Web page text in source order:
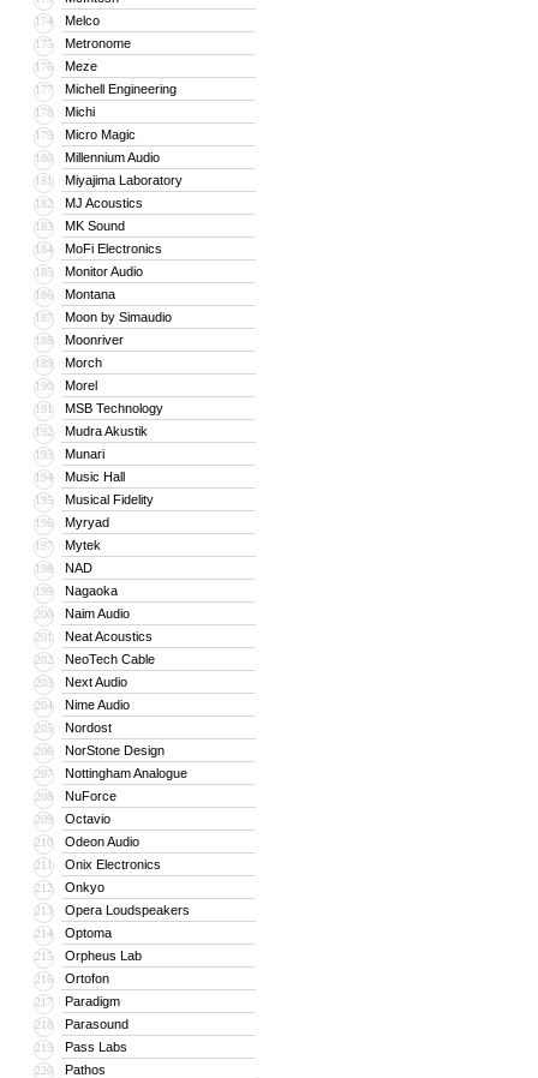
174 Melco
175 Metronome
176 Meze
177 Michell Engineering
178 Michi
179 Micro Magic
180 Millennium Audio
181 Miyajima Laboratory
182 MJ Acoustics
183 MK Sound
184 MoFi Electronics
185 Monitor Audio
186 Montana
187 Moon by Simaudio
188 Moonriver
189 Morch
190 Morel
191 MSB Technology
192 Mudra Akustik
193 Munari
194 Music Hall
195 Musical Fidelity
196 Myryad
197 Mytek
198 NAD
199 Nagaoka
200 Naim Audio
201 Neat Acoustics
202 NeoTech Cable
203 Next Audio
204 Nime Audio
205 Nordost
206 NorStone Design
207 Nottingham Analogue
208 NuForce
209 Octavio
210 Odeon Audio
211 Onix Electronics
212 Onkyo
213 Opera Loudspeakers
214 Optoma
215 Orpheus Lab
216 Ortofon
217 Paradigm
218 Parasound
219 Pass Labs
220 Pathos